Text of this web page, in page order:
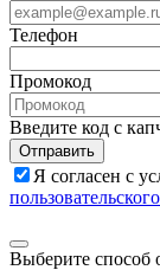
Телефон
Промокод
Введите код с
Отправить
Я согласен с
Выберите способ